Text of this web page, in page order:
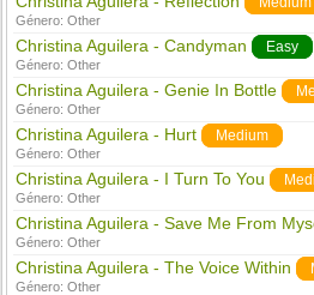
Género:Other
Christina Aguilera - Candyman Easy
Género:Other
Christina Aguilera - Genie In Bottle
Género:Other
Christina Aguilera - Hurt Medium
Género:Other
Christina Aguilera - I Turn To You
Género:Other
Christina Aguilera - Save Me From
Género:Other
Christina Aguilera - The Voice Within
Género:Other